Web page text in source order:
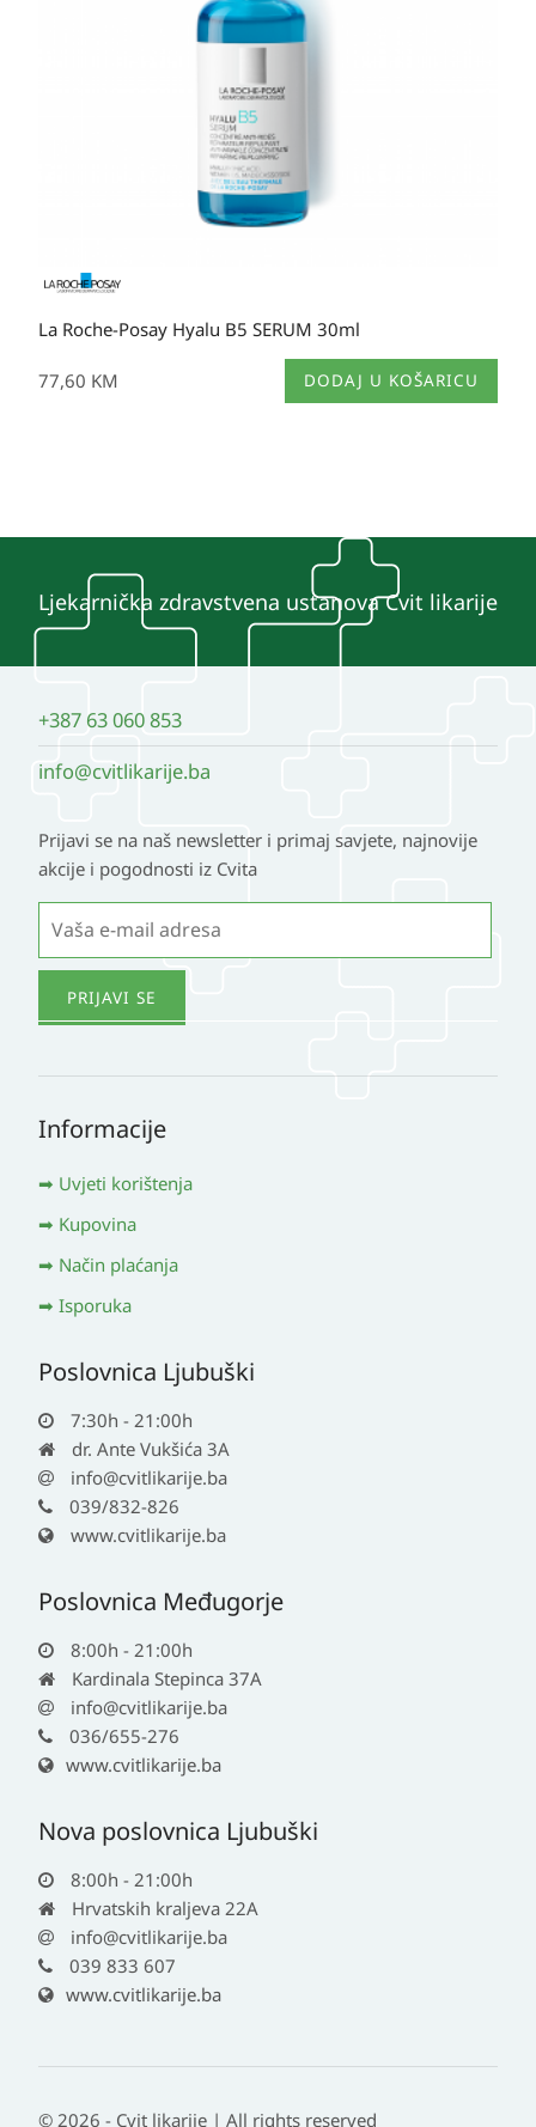
La Roche-Posay Hyalu B5 SERUM 30ml
77,60 KM DODAJ U KOŠARICU
Ljekarnička zdravstvena ustanova Cvit likarije
+387 63 060 853
info@cvitlikarije.ba
Prijavi se na naš newsletter i primaj savjete, najnovije
akcije i pogodnosti iz Cvita
Informacije
Uvjeti korištenja
Kupovina
Način plaćanja
Isporuka
Poslovnica Ljubuški
7:30h - 21:00h
dr. Ante Vukšića 3A
info@cvitlikarije.ba
039/832-826
www.cvitlikarije.ba
Poslovnica Međugorje
8:00h - 21:00h
Kardinala Stepinca 37A
info@cvitlikarije.ba
036/655-276
www.cvitlikarije.ba
Nova poslovnica Ljubuški
8:00h - 21:00h
Hrvatskih kraljeva 22A
info@cvitlikarije.ba
039 833 607
www.cvitlikarije.ba
© 2026 - Cvit likarije | All rights reserved